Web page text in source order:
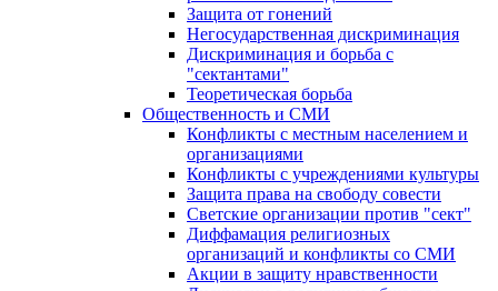
Защита от гонений
Негосударственная дискриминация
Дискриминация и борьба с
"сектантами"
Теоретическая борьба
Общественность и СМИ
Конфликты с местным населением и
организациями
Конфликты с учреждениями культуры
Защита права на свободу совести
Светские организации против "сект"
Диффамация религиозных
организаций и конфликты со СМИ
Акции в защиту нравственности